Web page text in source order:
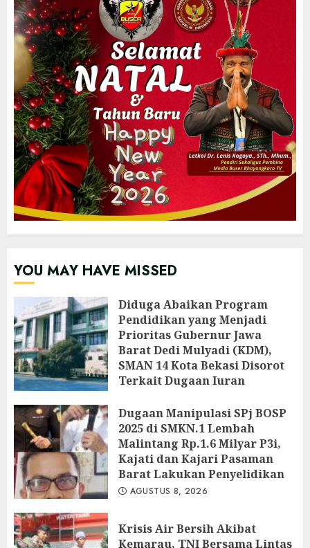
YOU MAY HAVE MISSED
‎Diduga Abaikan Program
Pendidikan yang Menjadi
Prioritas Gubernur Jawa
Barat Dedi Mulyadi (KDM),
SMAN 14 Kota Bekasi Disorot
Terkait Dugaan Iuran
AGUSTUS 9, 2026
Dugaan Manipulasi SPj BOSP
2025 di SMKN.1 Lembah
Malintang Rp.1.6 Milyar P3i,
Kajati dan Kajari Pasaman
Barat Lakukan Penyelidikan
AGUSTUS 8, 2026
Krisis Air Bersih Akibat
Kemarau, TNI Bersama Lintas